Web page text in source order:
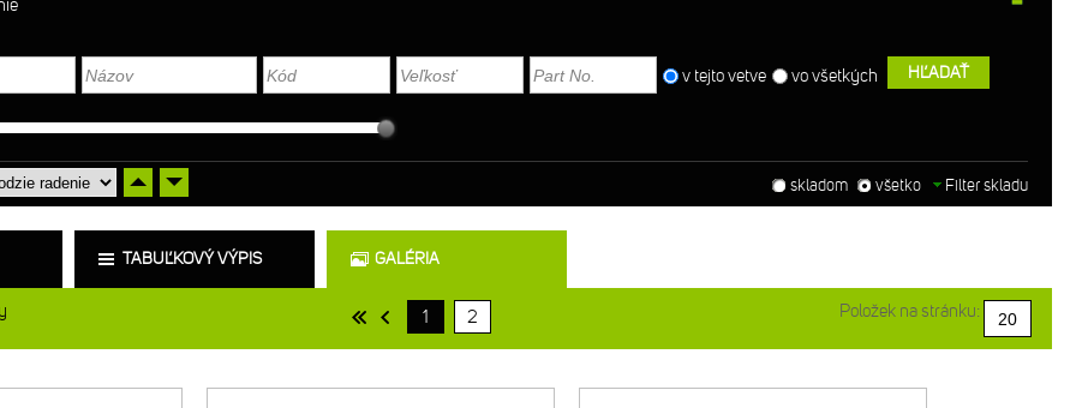
v tejto vetve
vo všetkých HĽADAŤ
Filter skladu
skladom všetko
TABUĽKOVÝ VÝPIS GALÉRIA
Položek na stránku:
1 2